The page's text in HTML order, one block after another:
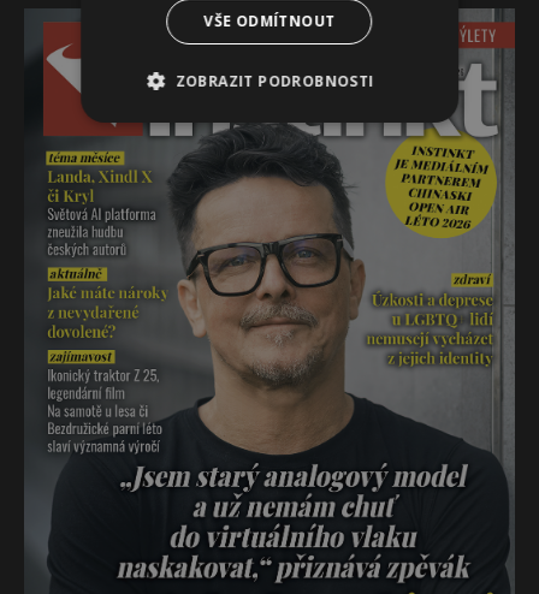
VŠE ODMÍTNOUT
ZOBRAZIT PODROBNOSTI